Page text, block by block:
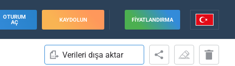
OTURUM
AÇ
KAYDOLUN FIYATLANDIRMA
Verileri dışa aktar